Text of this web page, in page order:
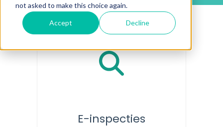
not asked to make this choice again.
Accept Decline
E-inspecties